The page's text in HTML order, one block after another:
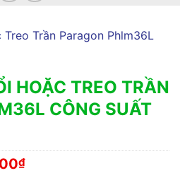
HOẶC TREO TRẦN
CÔNG SUẤT
₫